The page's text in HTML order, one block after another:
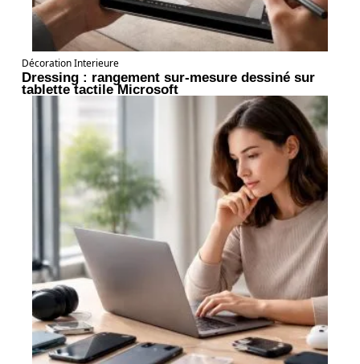
Décoration Interieure
Dressing : rangement sur-mesure dessiné sur
tablette tactile Microsoft